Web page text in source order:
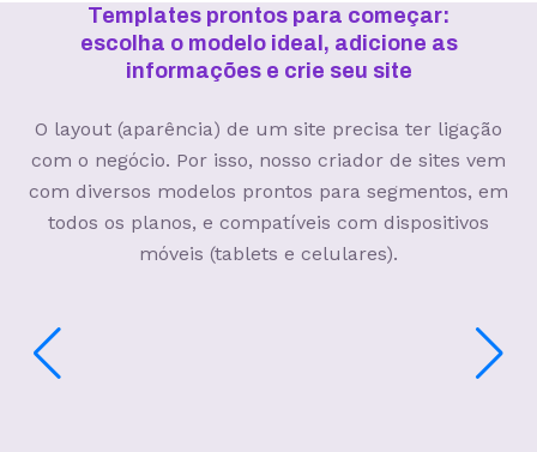
Templates prontos para começar:
escolha o modelo ideal, adicione as
informações e crie seu site
O layout (aparência) de um site precisa ter ligação
com o negócio. Por isso, nosso criador de sites vem
com diversos modelos prontos para segmentos, em
todos os planos, e compatíveis com dispositivos
móveis (tablets e celulares).